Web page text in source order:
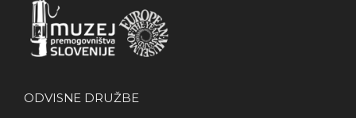
ODVISNE DRUŽBE